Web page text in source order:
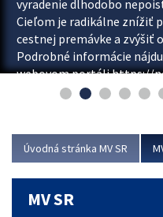
vyradenie dlhodobo
Cieľom je radikálne znížiť
cestnej premávke a zvýšiť
Podrobné informácie
webovom portáli https://
ktorom od augusta
Úvodná stránka MV SR
MV SR